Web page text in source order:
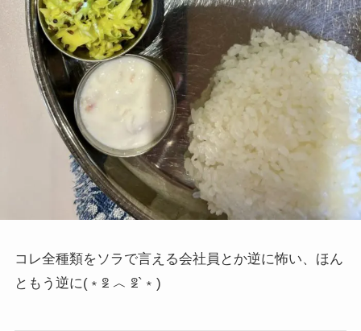
コレ全種類をソラで言える会社員とか逆に怖い、ほん
ともう逆に(﹡ꑓ ︿ ꑓ`﹡)